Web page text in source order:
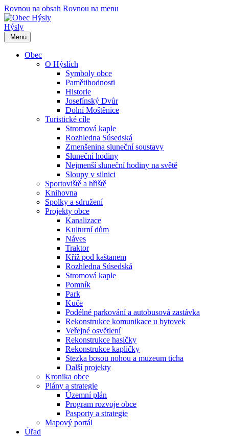
Rovnou na obsah Rovnou na menu
Hýsly
Menu
Obec
O Hýslích
Symboly obce
Pamětihodnosti
Historie
Josefínský Dvůr
Dolní Moštěnice
Turistické cíle
Stromová kaple
Rozhledna Súsedská
Zmenšenina sluneční soustavy
Sluneční hodiny
Nejmenší sluneční hodiny na světě
Sloupy v silnici
Sportoviště a hřiště
Knihovna
Spolky a sdružení
Projekty obce
Kanalizace
Kulturní dům
Náves
Traktor
Kříž pod kaštanem
Rozhledna Súsedská
Stromová kaple
Pomník
Park
Kuče
Podélné parkování a autobusová zastávka
Rekonstrukce komunikace u bytovek
Veřejné osvětlení
Rekonstrukce hasičky
Rekonstrukce kapličky
Stezka bosou nohou a muzeum ticha
Další projekty
Kronika obce
Plány a strategie
Územní plán
Program rozvoje obce
Pasporty a strategie
Mapový portál
Úřad